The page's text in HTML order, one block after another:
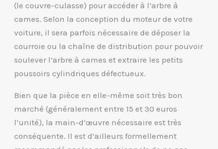
(le couvre-culasse) pour accéder à l’arbre à
cames. Selon la conception du moteur de votre
voiture, il sera parfois nécessaire de déposer la
courroie ou la chaîne de distribution pour pouvoir
soulever l’arbre à cames et extraire les petits
poussoirs cylindriques défectueux.
Bien que la pièce en elle-même soit très bon
marché (généralement entre 15 et 30 euros
l’unité), la main-d’œuvre nécessaire est très
conséquente. Il est d’ailleurs formellement